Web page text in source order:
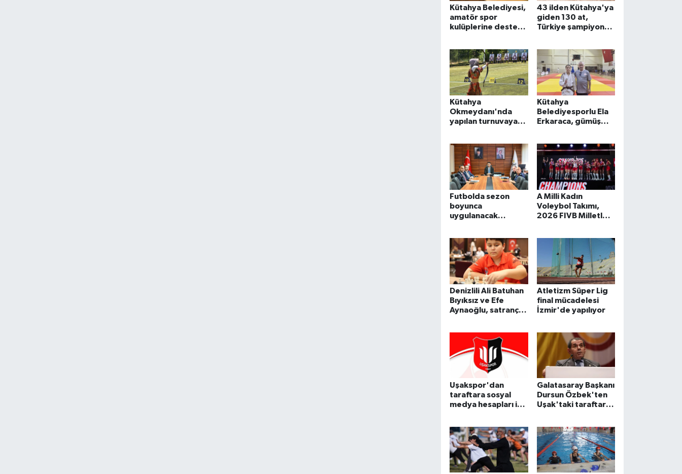
Kütahya Belediyesi,
amatör spor
kulüplerine destek
43 ilden Kütahya'ya
giden 130 at,
Türkiye şampiyonası
Kütahya
Okmeydanı'nda
yapılan turnuvaya
etti
Kütahya
Belediyesporlu Ela
Erkaraca, gümüş
Futbolda sezon
boyunca
uygulanacak
içi toplantıya Uşak
protokolü de katıldı
A Milli Kadın
Voleybol Takımı,
2026 FIVB Milletler
Denizlili Ali Batuhan
Bıyıksız ve Efe
Aynaoğlu, satrançta
hedefliyor
Atletizm Süper Lig
final mücadelesi
İzmir'de yapılıyor
Uşakspor'dan
taraftara sosyal
medya hesapları için
Galatasaray Başkanı
Dursun Özbek'ten
Uşak'taki taraftara